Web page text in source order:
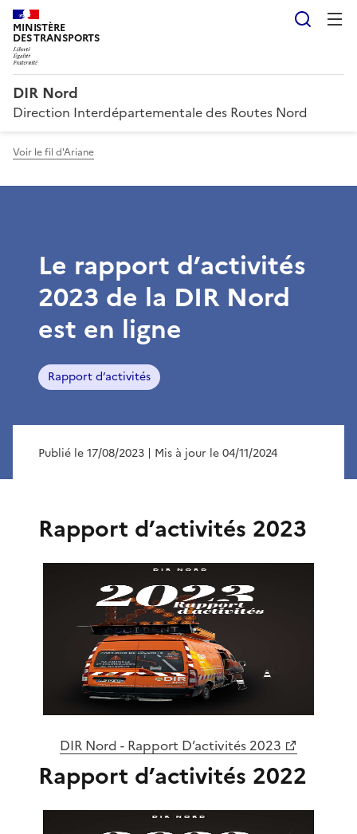
MINISTÈRE
DES TRANSPORTS
DIR Nord
Direction Interdépartementale des Routes Nord
Voir le fil d'Ariane
Le rapport d’activités
2023 de la DIR Nord
est en ligne
Rapport d’activités
Publié le 17/08/2023 | Mis à jour le 04/11/2024
Rapport d’activités 2023
DIR Nord - Rapport D’activités 2023
Rapport d’activités 2022